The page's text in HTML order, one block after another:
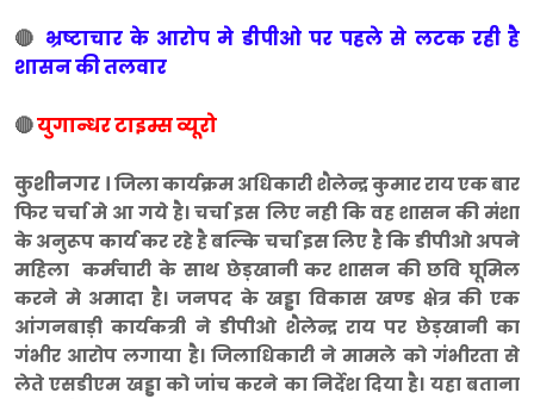
🔴 भ्रष्टाचार के आरोप मे डीपीओ पर पहले से लटक रही है
शासन की तलवार
🔴युगान्धर टाइम्स व्यूरो
कुशीनगर ।जिला कार्यक्रम अधिकारी शैलेन्द्र कुमार राय एक बार
फिर चर्चा मे आ गये है। चर्चा इस लिए नही कि वह शासन की मंशा
के अनुरूप कार्य कर रहे है बल्कि चर्चा इस लिए है कि डीपीओ अपने
महिला कर्मचारी के साथ छेड़खानी कर शासन की छवि घूमिल
करने मे अमादा है। जनपद के खड्डा विकास खण्ड क्षेत्र की एक
आंगनबाड़ी कार्यकत्री ने डीपीओ शैलेन्द्र राय पर छेड़खानी का
गंभीर आरोप लगाया है। जिलाधिकारी ने मामले को गंभीरता से
लेते एसडीएम खड्डा को जांच करने का निर्देश दिया है। यहा बताना